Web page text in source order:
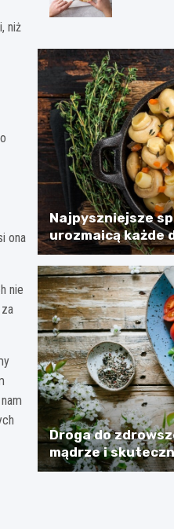
niż
ona
nie
Najpyszniejsze
urozmaicą każde
Droga do
mądrze i